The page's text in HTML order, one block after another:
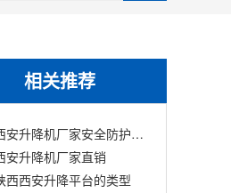
相关推荐
安升降机厂家安全防护措施
安升降机厂家直销
西西安升降平台的类型